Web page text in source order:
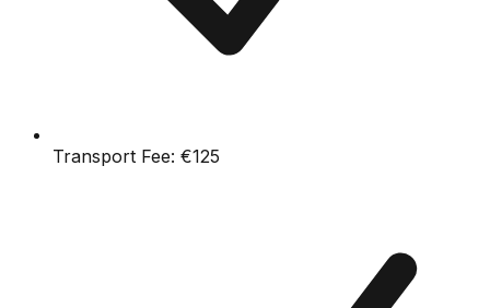
Transport Fee: €125